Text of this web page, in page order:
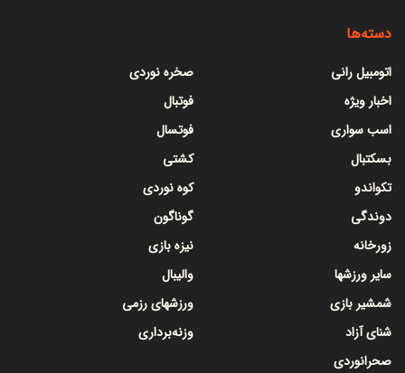
دسته‌ها
اتومبیل رانی
اخبار ویژه
اسب سواری
بسکتبال
تکواندو
دوندگی
زورخانه
سایر ورزشها
شمشیر بازی
شنای آزاد
صحرانوردی
صخره نوردی
فوتبال
فوتسال
کشتی
کوه نوردی
گوناگون
نیزه بازی
والیبال
ورزشهای رزمی
وزنه‌برداری